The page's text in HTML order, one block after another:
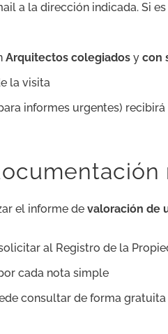
a la dirección indicada. Si
Arquitectos colegiados y con
la visita
informes urgentes)
el informe de valoración de
al Registro de la
cada nota simple
consultar de forma gratuita